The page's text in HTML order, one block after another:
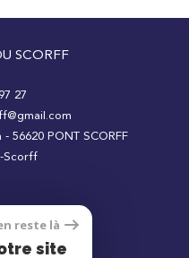
SCORFF
27
56620 PONT SCORFF
Scorff
reste là
site
CRITÈRES